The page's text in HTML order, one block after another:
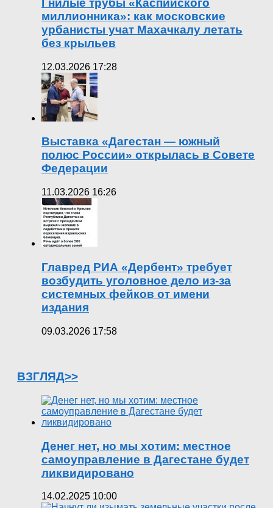
Гнилые трубы «Каспийского
миллионника»: как московские
урбанисты учат Махачкалу летать
без крыльев
12.03.2026 17:28
Выставка «Дагестан — южный
полюс России» открылась в Совете
Федерации
11.03.2026 16:26
Главред РИА «Дербент» требует
возбудить уголовное дело из-за
системных фейков от имени
издания
09.03.2026 17:58
ВЗГЛЯД>>
Денег нет, но мы хотим: местное
самоуправление в Дагестане будет
ликвидировано
14.02.2025 10:00